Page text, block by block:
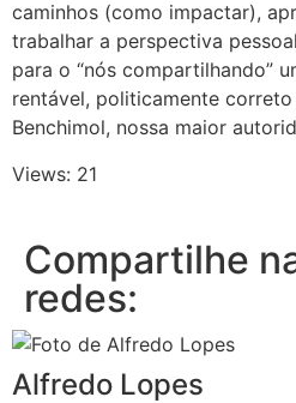
caminhos (como impactar),
trabalhar a perspectiva
para o “nós compartilhando”
rentável, politicamente
Benchimol, nossa maior
Views: 21
Compartilhe
redes:
Alfredo Lopes